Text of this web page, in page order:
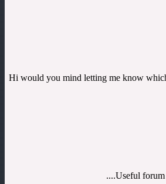
Hi would you mind letting me know
Useful forum